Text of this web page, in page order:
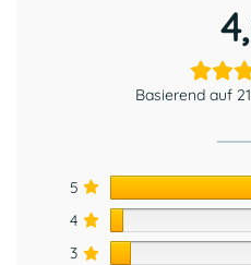
Basierend auf
5
4
3